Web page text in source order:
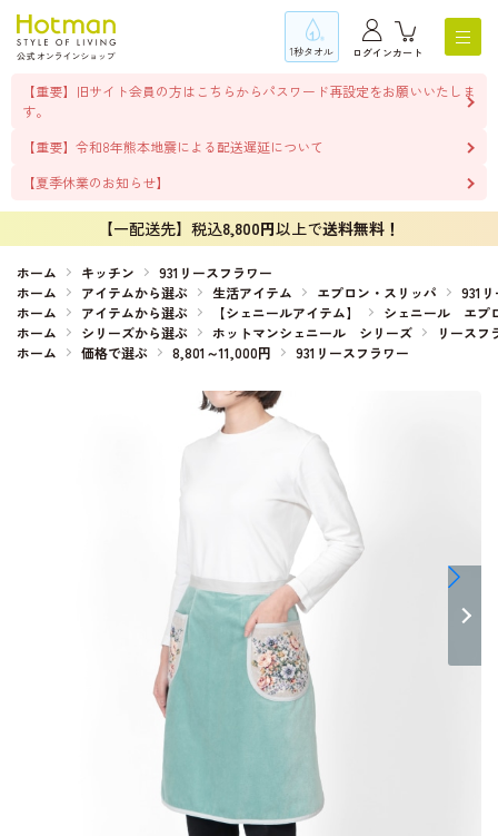
1秒タオル ログインカート
【重要】旧サイト会員の方はこちらからパスワード再設定をお願いいたしま
す。
【重要】令和8年熊本地震による配送遅延について
【夏季休業のお知らせ】
【一配送先】税込8,800円以上で送料無料！
ホーム キッチン
931リースフラワー
ホーム
アイテムから選ぶ 生活アイテム エプロン・スリッパ
931
ホーム
アイテムから選ぶ 【シェニールアイテム】
シェニール エプ
ホーム
シリーズから選ぶ ホットマンシェニール シリーズ
リースフ
ホーム
価格で選ぶ 8,801～11,000円 931リースフラワー